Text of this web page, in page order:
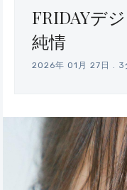
FRIDAYデ
純情​
2026年 01月 27日 3